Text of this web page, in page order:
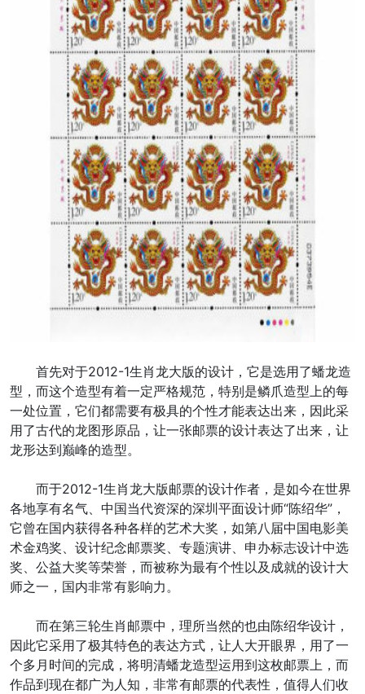
首先对于2012-1生肖龙大版的设计，它是选用了蟠龙造
型，而这个造型有着一定严格规范，特别是鳞爪造型上的每
一处位置，它们都需要有极具的个性才能表达出来，因此采
用了古代的龙图形原品，让一张邮票的设计表达了出来，让
龙形达到巅峰的造型。
而于2012-1生肖龙大版邮票的设计作者，是如今在世界
各地享有名气、中国当代资深的深圳平面设计师“陈绍华”，
它曾在国内获得各种各样的艺术大奖，如第八届中国电影美
术金鸡奖、设计纪念邮票奖、专题演讲、申办标志设计中选
奖、公益大奖等荣誉，而被称为最有个性以及成就的设计大
师之一，国内非常有影响力。
而在第三轮生肖邮票中，理所当然的也由陈绍华设计，
因此它采用了极其特色的表达方式，让人大开眼界，用了一
个多月时间的完成，将明清蟠龙造型运用到这枚邮票上，而
作品到现在都广为人知，非常有邮票的代表性，值得人们收